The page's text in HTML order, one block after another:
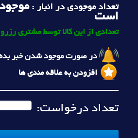
تعداد موجودی در انبار :
است
تعدادی از این کالا توسط مشتری
در صورت موجود شدن خبر
افزودن به علاقه مندی ها
تعداد درخواست: